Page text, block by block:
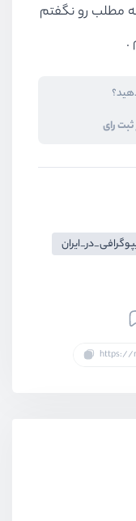
مطلب رو نگفتم
.
ثبت رای